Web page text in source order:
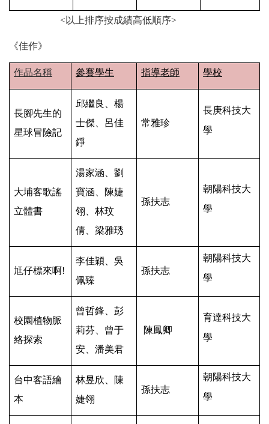
<以上排序按成績高低順序>
《佳作》
作品名稱 參賽學生 指導老師 學校
長腳先生的
星球冒險記
邱繼良、楊
士傑、呂佳
錚
常雅珍
長庚科技大
學
大埔客歌謠
立體書
湯家涵、劉
寶涵、陳婕
翎、林玟
倩、梁雅琇
孫扶志
朝陽科技大
學
尪仔標來啊!
李佳穎、吳
佩臻
孫扶志
朝陽科技大
學
校園植物脈
絡探索
曾哲鋒、彭
莉芬、曾于
安、潘美君
陳鳳卿
育達科技大
學
台中客語繪
本
林昱欣、陳
婕翎
孫扶志
朝陽科技大
學